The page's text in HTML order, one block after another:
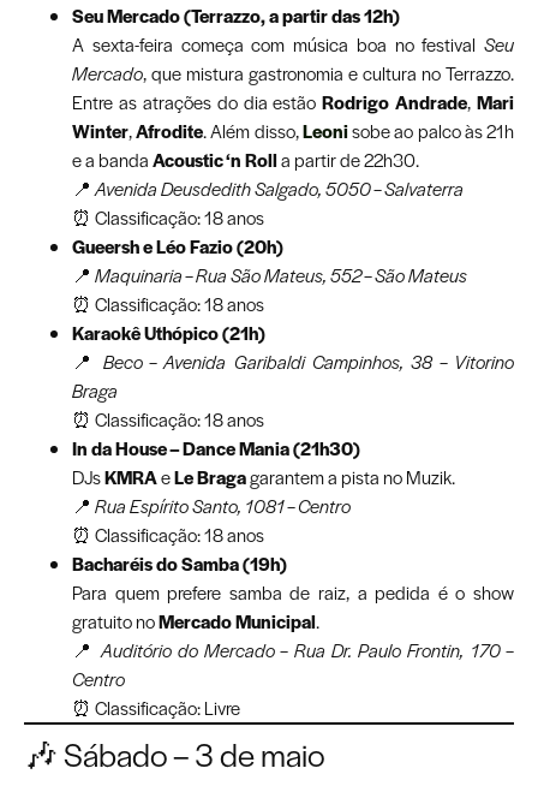
Seu Mercado (Terrazzo, a partir das 12h)
A sexta-feira começa com música boa no festival Seu
Mercado, que mistura gastronomia e cultura no Terrazzo.
Entre as atrações do dia estãoRodrigo Andrade, Mari
Winter,Afrodite. Além disso,Leonisobe ao palco às 21h
e a bandaAcoustic ‘n Rolla partir de 22h30.
📍Avenida Deusdedith Salgado, 5050 – Salvaterra
⏰ Classificação: 18 anos
Gueersh e Léo Fazio (20h)
📍 Maquinaria – Rua São Mateus, 552 – São Mateus
⏰ Classificação: 18 anos
Karaokê Uthópico (21h)
📍 Beco – Avenida Garibaldi Campinhos, 38 – Vitorino
Braga
⏰ Classificação: 18 anos
In da House – Dance Mania (21h30)
DJsKMRAeLe Bragagarantem a pista no Muzik.
📍 Rua Espírito Santo, 1081 – Centro
⏰ Classificação: 18 anos
Bacharéis do Samba (19h)
Para quem prefere samba de raiz, a pedida é o show
gratuito noMercado Municipal.
📍Auditório do Mercado – Rua Dr. Paulo Frontin, 170 –
Centro
⏰ Classificação: Livre
🎶 Sábado – 3 de maio